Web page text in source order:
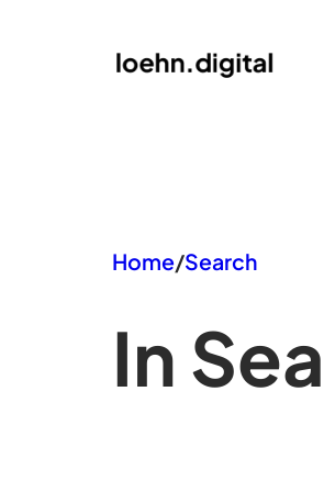
Home/Search
In